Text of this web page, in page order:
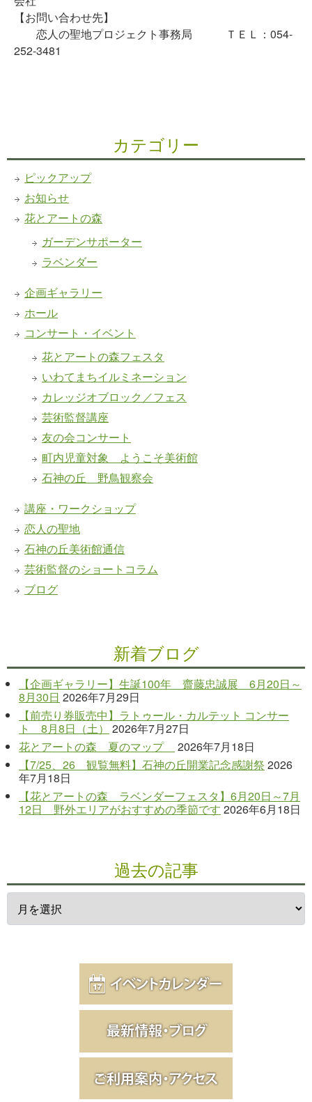
【お問い合わせ先】
恋人の聖地プロジェクト事務局 ＴＥＬ：054-
252-3481
カテゴリー
ピックアップ
お知らせ
花とアートの森
ガーデンサポーター
ラベンダー
企画ギャラリー
ホール
コンサート・イベント
花とアートの森フェスタ
いわてまちイルミネーション
カレッジオブロック／フェス
芸術監督講座
友の会コンサート
町内児童対象 ようこそ美術館
石神の丘 野鳥観察会
講座・ワークショップ
恋人の聖地
石神の丘美術館通信
芸術監督のショートコラム
ブログ
新着ブログ
【企画ギャラリー】生誕100年 齋藤忠誠展 6月20日～
8月30日 2026年7月29日
【前売り券販売中】ラトゥール・カルテット コンサー
ト 8月8日（土）
2026年7月27日
花とアートの森 夏のマップ
2026年7月18日
【7/25、26 観覧無料】石神の丘開業記念感謝祭 2026
年7月18日
【花とアートの森 ラベンダーフェスタ】6月20日～7月
12日 野外エリアがおすすめの季節です 2026年6月18日
過去の記事